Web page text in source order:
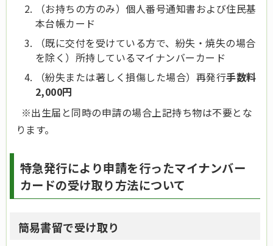
（お持ちの方のみ）個人番号通知書および住民基
本台帳カード
（既に交付を受けている方で、紛失・焼失の場合
を除く）所持しているマイナンバーカード
（紛失または著しく損傷した場合）再発行手数料
2,000円
※出生届と同時の申請の場合上記持ち物は不要とな
ります。
特急発行により申請を行ったマイナンバー
カードの受け取り方法について
簡易書留で受け取り